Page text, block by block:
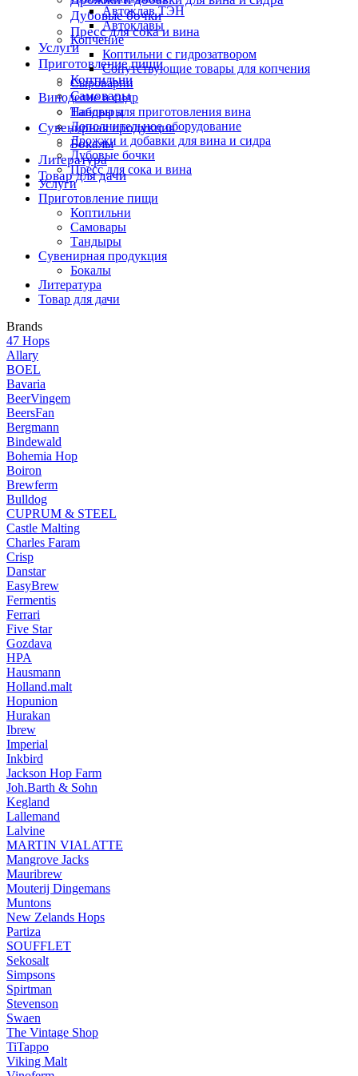
Дубовые бочки
Пресс для сока и вина
Услуги
Приготовление пищи
Коптильни
Самовары
Тандыры
Сувенирная продукция
Бокалы
Литература
Товар для дачи
Автоклав ТЭН
Автоклавы
Копчение
Коптильни с гидрозатвором
Сопутствующие товары для копчения
Сыроварни
Виноделие и сидр
Наборы для приготовления вина
Дополнительное оборудование
Дрожжи и добавки для вина и сидра
Дубовые бочки
Пресс для сока и вина
Услуги
Приготовление пищи
Коптильни
Самовары
Тандыры
Сувенирная продукция
Бокалы
Литература
Товар для дачи
Brands
47 Hops
Allary
BOEL
Bavaria
BeerVingem
BeersFan
Bergmann
Bindewald
Bohemia Hop
Boiron
Brewferm
Bulldog
CUPRUM & STEEL
Castle Malting
Charles Faram
Crisp
Danstar
EasyBrew
Fermentis
Ferrari
Five Star
Gozdava
HPA
Hausmann
Holland.malt
Hopunion
Hurakan
Ibrew
Imperial
Inkbird
Jackson Hop Farm
Joh.Barth & Sohn
Kegland
Lallemand
Lalvine
MARTIN VIALATTE
Mangrove Jacks
Mauribrew
Mouterij Dingemans
Muntons
New Zelands Hops
Partiza
SOUFFLET
Sekosalt
Simpsons
Spirtman
Stevenson
Swaen
The Vintage Shop
TiTappo
Viking Malt